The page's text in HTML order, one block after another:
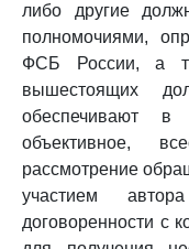
либо другие
полномочиями,
ФСБ России, а
вышестоящих
обеспечивают в
объективное,
рассмотрение
участием
договоренности с